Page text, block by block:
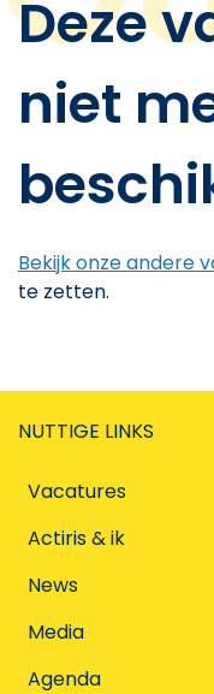
Deze
niet
Bekijk onze andere
te zetten.
NUTTIGE LINKS
Vacatures
Actiris & ik
News
Media
Agenda